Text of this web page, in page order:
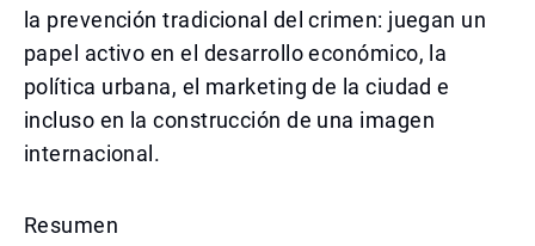
la prevención tradicional del crimen: juegan un
papel activo en el desarrollo económico, la
política urbana, el marketing de la ciudad e
incluso en la construcción de una imagen
internacional.
Resumen